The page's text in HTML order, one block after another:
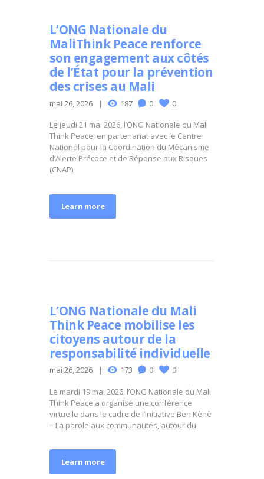
L’ONG Nationale du
MaliThink Peace renforce
son engagement aux côtés
de l’État pour la prévention
des crises au Mali
mai 26, 2026 187 0 0
Le jeudi 21 mai 2026, l’ONG Nationale du Mali
Think Peace, en partenariat avec le Centre
National pour la Coordination du Mécanisme
d’Alerte Précoce et de Réponse aux Risques
(CNAP),
Learn more
L’ONG Nationale du Mali
Think Peace mobilise les
citoyens autour de la
responsabilité individuelle
mai 26, 2026 173 0 0
Le mardi 19 mai 2026, l’ONG Nationale du Mali
Think Peace a organisé une conférence
virtuelle dans le cadre de l’initiative Ben Kènè
– La parole aux communautés, autour du
Learn more